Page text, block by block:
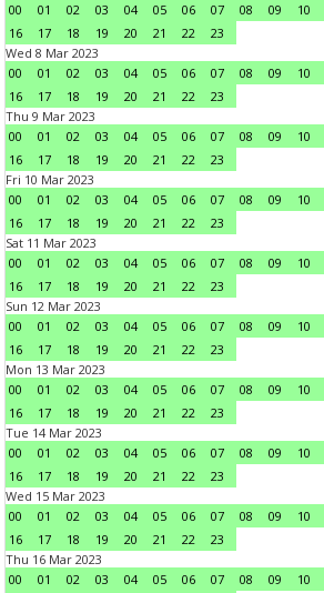
00
01 02 03 04 05 06 07 08 09 10
16
17 18 19 20 21 22
23
Wed 8 Mar 2023
00
01 02 03 04 05 06 07 08 09 10
16
17 18 19 20 21 22
23
Thu 9 Mar 2023
00
01 02 03 04 05 06 07 08 09 10
16
17 18 19 20 21 22
23
Fri 10 Mar 2023
00
01 02 03 04 05 06 07 08 09 10
16
17 18 19 20 21 22
23
Sat 11 Mar 2023
00
01 02 03 04 05 06 07 08 09 10
16
17 18 19 20 21 22
23
Sun 12 Mar 2023
00
01 02 03 04 05 06 07 08 09 10
16
17 18 19 20 21 22
23
Mon 13 Mar 2023
00
01 02 03 04 05 06 07 08 09 10
16
17 18 19 20 21 22
23
Tue 14 Mar 2023
00
01 02 03 04 05 06 07 08 09 10
16
17 18 19 20 21 22
23
Wed 15 Mar 2023
00
01 02 03 04 05 06 07 08 09 10
16
17 18 19 20 21 22
23
Thu 16 Mar 2023
00
01 02 03 04 05 06 07 08 09 10